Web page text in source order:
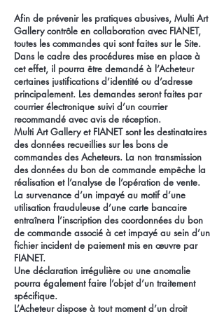
Afin de prévenir les pratiques abusives, Multi Art
Gallery contrôle en collaboration avec FIANET,
toutes les commandes qui sont faites sur le Site.
Dans le cadre des procédures mise en place à
cet effet, il pourra être demandé à l’Acheteur
certaines justifications d’identité ou d’adresse
principalement. Les demandes seront faites par
courrier électronique suivi d’un courrier
recommandé avec avis de réception.
Multi Art Gallery et FIANET sont les destinataires
des données recueillies sur les bons de
commandes des Acheteurs. La non transmission
des données du bon de commande empêche la
réalisation et l’analyse de l’opération de vente.
La survenance d’un impayé au motif d’une
utilisation frauduleuse d’une carte bancaire
entraînera l’inscription des coordonnées du bon
de commande associé à cet impayé au sein d’un
fichier incident de paiement mis en œuvre par
FIANET.
Une déclaration irrégulière ou une anomalie
pourra également faire l’objet d’un traitement
spécifique.
L’Acheteur dispose à tout moment d’un droit